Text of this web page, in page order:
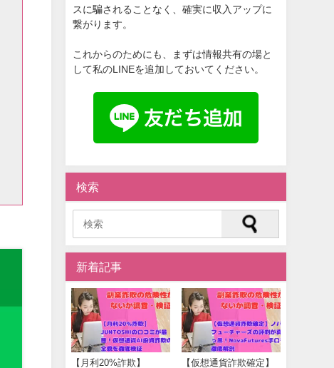
スに騙されることなく、確実に収入アップに
繋がります。
これからのためにも、まずは情報共有の場と
して私のLINEを追加しておいてください。
検索
新着記事
【月利20%詐欺】
【仮想通貨詐欺確定】